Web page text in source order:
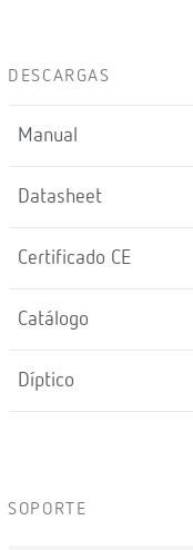
DESCARGAS
Manual
Datasheet
Certificado CE
Catálogo
Díptico
SOPORTE